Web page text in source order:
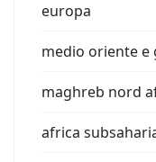
europa
medio oriente e
maghreb nord
africa